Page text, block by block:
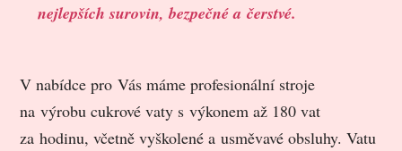
nejlepších surovin, bezpečné a čerstvé.
V nabídce pro Vás máme profesionální stroje
na výrobu cukrové vaty s výkonem až 180 vat
za hodinu, včetně vyškolené a usměvavé obsluhy. Vatu